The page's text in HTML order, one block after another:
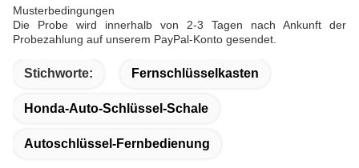
Musterbedingungen
Die Probe wird innerhalb von 2-3 Tagen nach Ankunft der
Probezahlung auf unserem PayPal-Konto gesendet.
Stichworte: Fernschlüsselkasten
Honda-Auto-Schlüssel-Schale
Autoschlüssel-Fernbedienung